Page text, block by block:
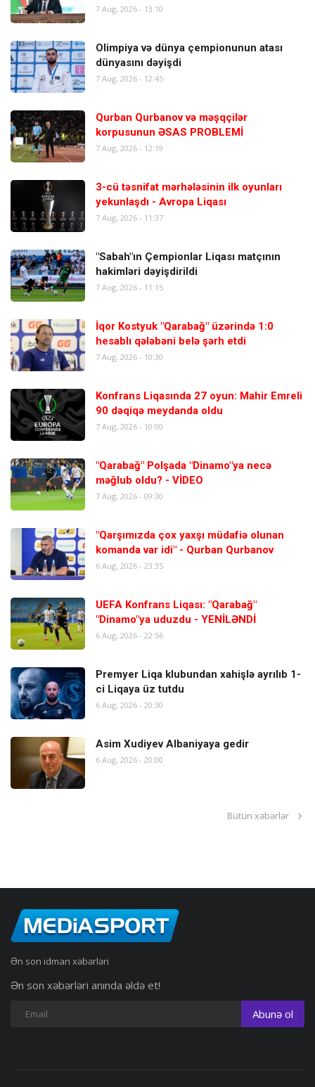
7 Aug, 2026 - 13:10
Olimpiya və dünya çempionunun atası
dünyasını dəyişdi
7 Aug, 2026 - 12:45
Qurban Qurbanov və məşqçilər
korpusunun ƏSAS PROBLEMİ
7 Aug, 2026 - 12:19
3-cü təsnifat mərhələsinin ilk oyunları
yekunlaşdı - Avropa Liqası
7 Aug, 2026 - 11:37
"Sabah"ın Çempionlar Liqası matçının
hakimləri dəyişdirildi
7 Aug, 2026 - 11:15
İqor Kostyuk "Qarabağ" üzərində 1:0
hesablı qələbəni belə şərh etdi
7 Aug, 2026 - 10:30
Konfrans Liqasında 27 oyun: Mahir Emreli
90 dəqiqə meydanda oldu
7 Aug, 2026 - 10:00
"Qarabağ" Polşada "Dinamo"ya necə
məğlub oldu? - VİDEO
7 Aug, 2026 - 09:30
"Qarşımızda çox yaxşı müdafiə olunan
komanda var idi" - Qurban Qurbanov
6 Aug, 2026 - 23:35
UEFA Konfrans Liqası: "Qarabağ"
"Dinamo"ya uduzdu - YENİLƏNDİ
6 Aug, 2026 - 22:56
Premyer Liqa klubundan xahişlə ayrılıb 1-
ci Liqaya üz tutdu
6 Aug, 2026 - 20:30
Asim Xudiyev Albaniyaya gedir
6 Aug, 2026 - 20:00
Bütün xəbərlər
Ən son idman xəbərləri
Ən son xəbərləri anında əldə et!
Abunə ol